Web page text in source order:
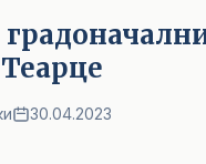
30.04.2023